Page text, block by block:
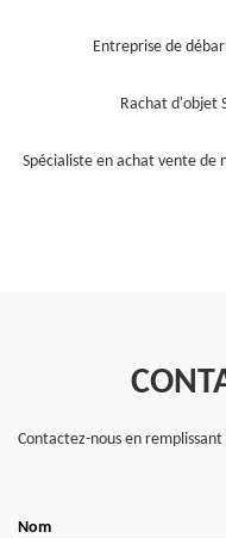
Entreprise de
Rachat d'objet
Spécialiste en achat vente de
Contactez-nous en
Nom